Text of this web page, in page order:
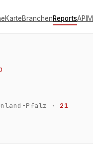
KarteBranchenReportsAPI
Pfalz ·
21